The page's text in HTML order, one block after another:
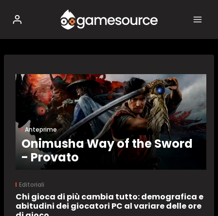
contenuto
Anteprime
Onimusha Way of the Sword
- Provato
Editoriali
Chi gioca di più cambia tutto: demografica e
abitudini dei giocatori PC al variare delle ore